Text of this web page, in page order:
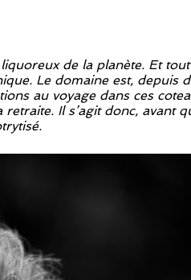
de la planète. Et
Le domaine est, depuis
au voyage dans ces
Il s’agit donc, avant